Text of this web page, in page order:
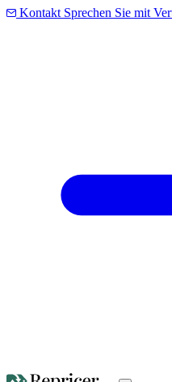
Kontakt Sprechen Sie mit